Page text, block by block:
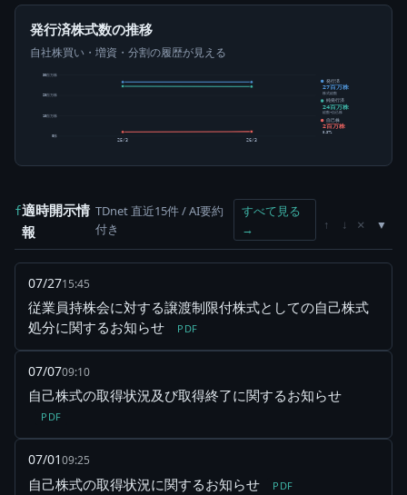
発行済株式数の推移
自社株買い・増資・分割の履歴が見える
0株
10百万株
20百万株
30百万株
25/3 26/3
発行済
27百万株
株式総数
純発行済
24百万株
総数-自己株
自己株
2百万株
8.37%
f適時開示情
報
TDnet 直近15件 / AI要約
付き
すべて見る
→
↑ ↓ ×
07/2715:45
従業員持株会に対する譲渡制限付株式としての自己株式
処分に関するお知らせ
PDF
07/0709:10
自己株式の取得状況及び取得終了に関するお知らせ
PDF
07/0109:25
自己株式の取得状況に関するお知らせ PDF